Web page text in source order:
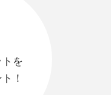
を
！